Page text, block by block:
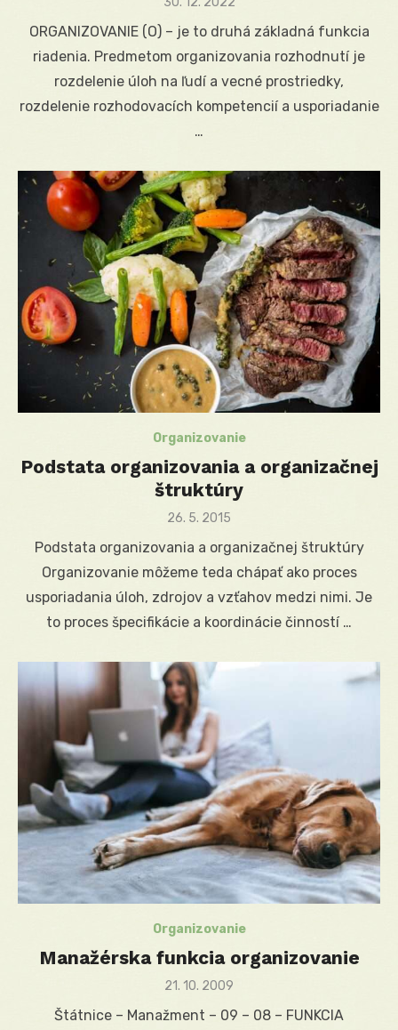
ORGANIZOVANIE (O) – je to druhá základná funkcia
riadenia. Predmetom organizovania rozhodnutí je
rozdelenie úloh na ľudí a vecné prostriedky,
rozdelenie rozhodovacích kompetencií a usporiadanie
…
Organizovanie
Podstata organizovania a organizačnej
štruktúry
Posted
26. 5. 2015
Podstata organizovania a organizačnej štruktúry
Organizovanie môžeme teda chápať ako proces
usporiadania úloh, zdrojov a vzťahov medzi nimi. Je
to proces špecifikácie a koordinácie činností …
Organizovanie
Manažérska funkcia organizovanie
Posted
21. 10. 2009
Štátnice – Manažment – 09 – 08 – FUNKCIA